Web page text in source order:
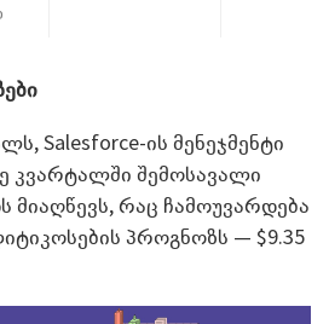
Salesforce-ის მენეჯმენტი
კვარტალში შემოსავალი
მიაღწევს, რაც ჩამოუვარდება
პროგნოზს — $9.35